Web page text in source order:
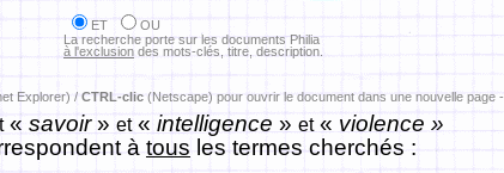
ET
OU
La recherche porte sur les documents Philia
à l'exclusion des mots-clés, titre, description.
Explorer) / CTRL-clic (Netscape) pour ouvrir le document dans une nouvelle page -
« savoir» et« intelligence » et« violence »
à tous les termes cherchés :